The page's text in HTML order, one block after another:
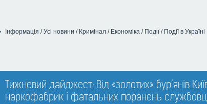
Категорія:
Інформація /Усі новини / Кримінал / Економіка / Події/ Події в Україні
Тижневий дайджест: Від «золотих» бур’янів
наркофабрик і фатальних поранень